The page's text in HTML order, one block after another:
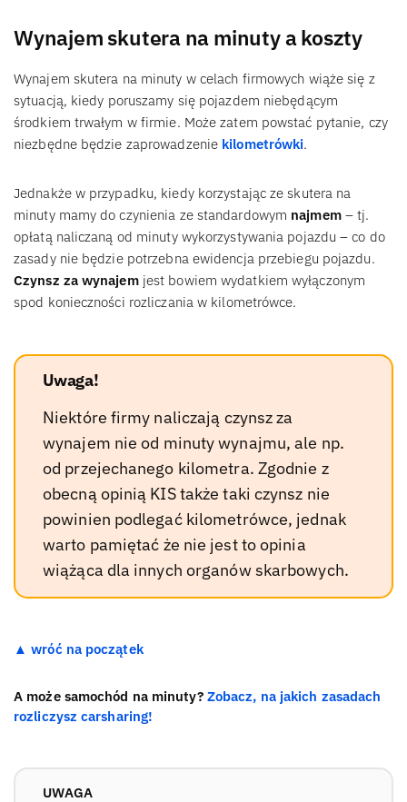
Wynajem skutera na minuty a koszty
Wynajem skutera na minuty w celach firmowych wiąże się z
sytuacją, kiedy poruszamy się pojazdem niebędącym
środkiem trwałym w firmie. Może zatem powstać pytanie, czy
niezbędne będzie zaprowadzenie kilometrówki.
Jednakże w przypadku, kiedy korzystając ze skutera na
minuty mamy do czynienia ze standardowym najmem– tj.
opłatą naliczaną od minuty wykorzystywania pojazdu – co do
zasady nie będzie potrzebna ewidencja przebiegu pojazdu.
Czynsz za wynajemjest bowiem wydatkiem wyłączonym
spod konieczności rozliczania w kilometrówce.
Uwaga!
Niektóre firmy naliczają czynsz za
wynajem nie od minuty wynajmu, ale np.
od przejechanego kilometra. Zgodnie z
obecną opinią KIS także taki czynsz nie
powinien podlegać kilometrówce, jednak
warto pamiętać że nie jest to opinia
wiążąca dla innych organów skarbowych.
▲ wróć na początek
A może samochód na minuty? Zobacz, na jakich zasadach
rozliczysz carsharing!
UWAGA